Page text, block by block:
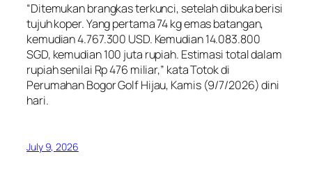
“Ditemukan brangkas terkunci, setelah dibuka berisi
tujuh koper. Yang pertama 74 kg emas batangan,
kemudian 4.767.300 USD. Kemudian 14.083.800
SGD, kemudian 100 juta rupiah. Estimasi total dalam
rupiah senilai Rp 476 miliar,” kata Totok di
Perumahan Bogor Golf Hijau, Kamis (9/7/2026) dini
hari.
July 9, 2026